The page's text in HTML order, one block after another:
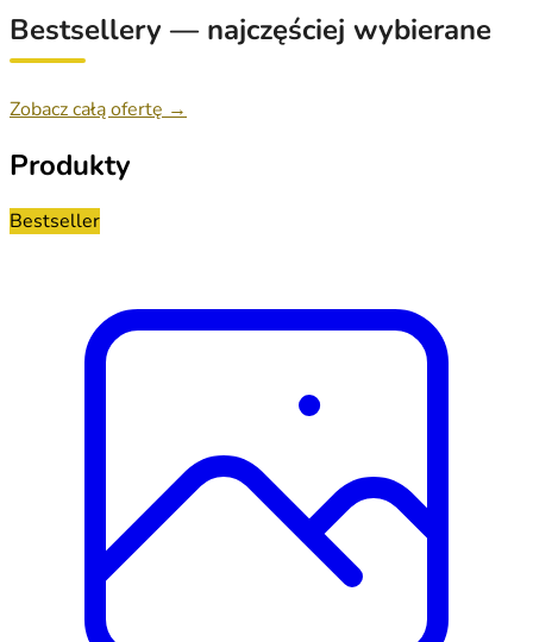
Bestsellery — najczęściej wybierane
Zobacz całą ofertę →
Produkty
Bestseller